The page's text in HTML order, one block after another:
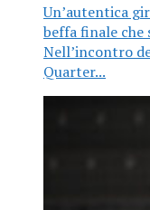
Un’autentica
beffa finale che
Nell’incontro
Quarter...